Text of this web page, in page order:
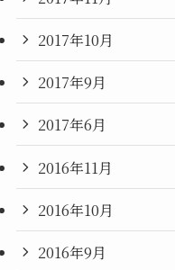
2017年10月
2017年9月
2017年6月
2016年11月
2016年10月
2016年9月